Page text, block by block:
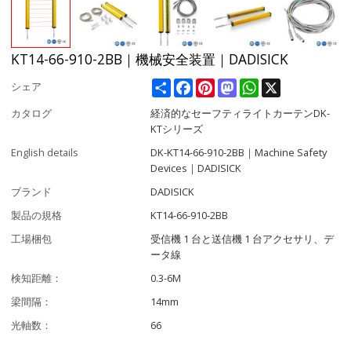
KT14-66-910-2BB｜機械安全装置｜DADISICK
シェア ShareFacebookPinterestMastodonWhatsApp
カタログ
経済的なセーフティライトカーテンDK-
KTシリーズ
English details
DK-KT14-66-910-2BB｜Machine Safety
Devices｜DADISICK
ブランド
DADISICK
製品の規格
KT14-66-910-2BB
工場梱包
受信機 1 台と送信機 1 台アクセサリ、デ
ータ線
検知距離：
0.3-6M
梁間隔：
14mm
光軸数：
66